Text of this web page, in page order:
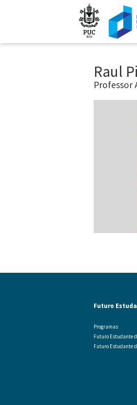
Raul
Professor
Futuro
Programas
Futuro Estudante
Futuro Estudante